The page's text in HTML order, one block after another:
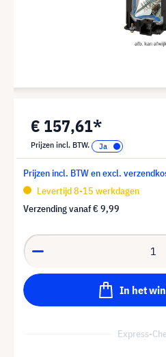
€ 157,61*
Prijzen incl. BTW.
Prijzen incl. BTW en excl.
Levertijd 8-15 werkdagen
Verzending vanaf€ 9,99
In het
Express-